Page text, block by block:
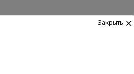
Пункты выдачи
+7(495)
Закрыть